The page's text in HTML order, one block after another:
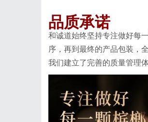
品质承诺
和诚道始终坚持专注做好每
序，再到最终的产品包装，
我们建立了完善的质量管理